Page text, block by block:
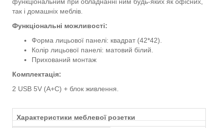
так і домашніх меблів.
Функціональні можливості:
Форма лицьової панелі: квадрат (42*42).
Колір лицьової панелі: матовий білий.
Прихований монтаж
Комплектація:
2 USB 5V (А+С) + блок живлення.
Характеристики меблевої розетки